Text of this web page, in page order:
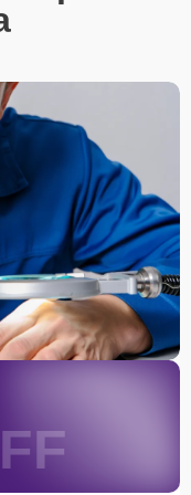
услугой
сервиса, которая
на все
в себя срочную
обслуживание.
новые запчасти и
бесплатно. Более
разделе Гарантии.
и их
для получения